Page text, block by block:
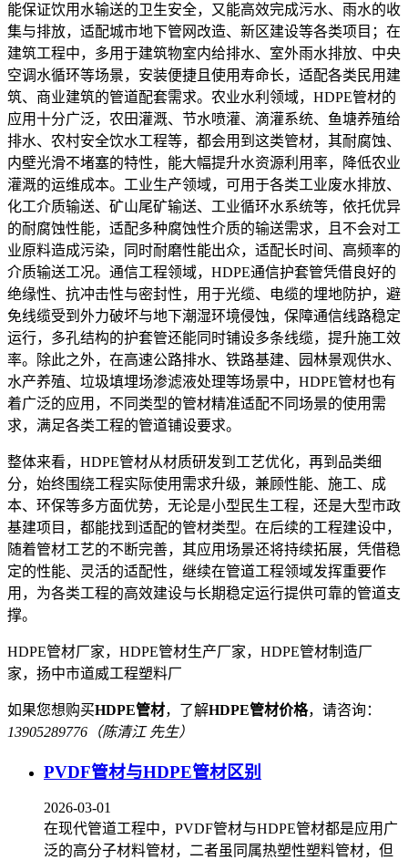
能保证饮用水输送的卫生安全，又能高效完成污水、雨水的收
集与排放，适配城市地下管网改造、新区建设等各类项目；在
建筑工程中，多用于建筑物室内给排水、室外雨水排放、中央
空调水循环等场景，安装便捷且使用寿命长，适配各类民用建
筑、商业建筑的管道配套需求。农业水利领域，HDPE管材的
应用十分广泛，农田灌溉、节水喷灌、滴灌系统、鱼塘养殖给
排水、农村安全饮水工程等，都会用到这类管材，其耐腐蚀、
内壁光滑不堵塞的特性，能大幅提升水资源利用率，降低农业
灌溉的运维成本。工业生产领域，可用于各类工业废水排放、
化工介质输送、矿山尾矿输送、工业循环水系统等，依托优异
的耐腐蚀性能，适配多种腐蚀性介质的输送需求，且不会对工
业原料造成污染，同时耐磨性能出众，适配长时间、高频率的
介质输送工况。通信工程领域，HDPE通信护套管凭借良好的
绝缘性、抗冲击性与密封性，用于光缆、电缆的埋地防护，避
免线缆受到外力破坏与地下潮湿环境侵蚀，保障通信线路稳定
运行，多孔结构的护套管还能同时铺设多条线缆，提升施工效
率。除此之外，在高速公路排水、铁路基建、园林景观供水、
水产养殖、垃圾填埋场渗滤液处理等场景中，HDPE管材也有
着广泛的应用，不同类型的管材精准适配不同场景的使用需
求，满足各类工程的管道铺设要求。
整体来看，HDPE管材从材质研发到工艺优化，再到品类细
分，始终围绕工程实际使用需求升级，兼顾性能、施工、成
本、环保等多方面优势，无论是小型民生工程，还是大型市政
基建项目，都能找到适配的管材类型。在后续的工程建设中，
随着管材工艺的不断完善，其应用场景还将持续拓展，凭借稳
定的性能、灵活的适配性，继续在管道工程领域发挥重要作
用，为各类工程的高效建设与长期稳定运行提供可靠的管道支
撑。
HDPE管材厂家，HDPE管材生产厂家，HDPE管材制造厂
家，扬中市道威工程塑料厂
如果您想购买HDPE管材，了解HDPE管材价格，请咨询：
13905289776（陈清江 先生）
PVDF管材与HDPE管材区别
2026-03-01
在现代管道工程中，PVDF管材与HDPE管材都是应用广
泛的高分子材料管材，二者虽同属热塑性塑料管材，但